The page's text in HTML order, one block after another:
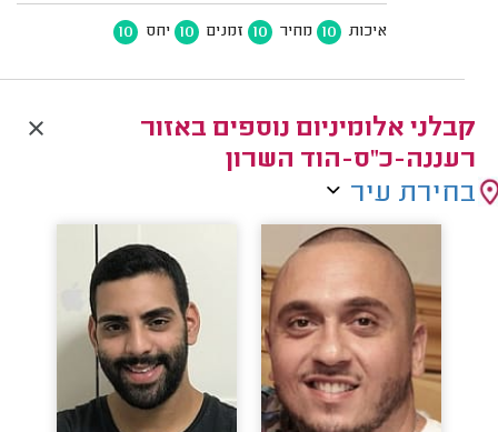
איכות 10 מחיר 10 זמנים 10 יחס 10
קבלני אלומיניום נוספים באזור
רעננה-כ"ס-הוד השרון
בחירת עיר